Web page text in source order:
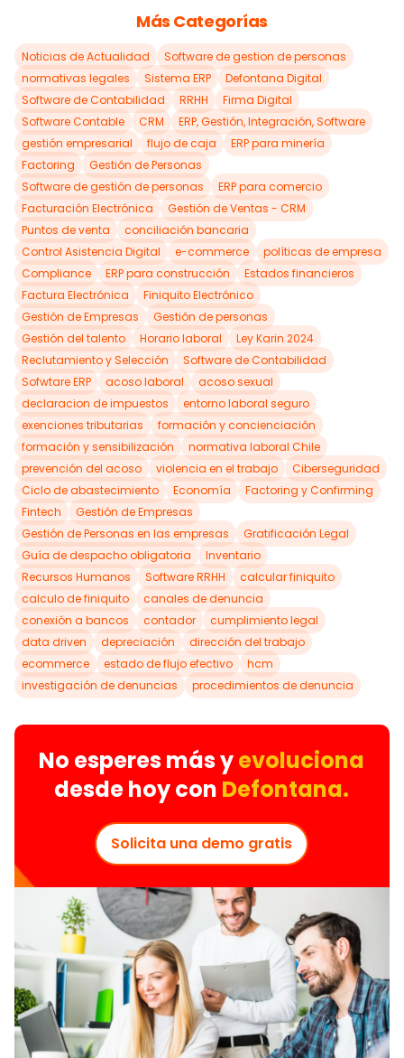
Más Categorías
Noticias de Actualidad
Software de gestion de personas
normativas legales
Sistema ERP
Defontana Digital
Software de Contabilidad
RRHH
Firma Digital
Software Contable
CRM
ERP, Gestión, Integración, Software
gestión empresarial
flujo de caja
ERP para minería
Factoring
Gestión de Personas
Software de gestión de personas
ERP para comercio
Facturación Electrónica
Gestión de Ventas - CRM
Puntos de venta
conciliación bancaria
Control Asistencia Digital
e-commerce
políticas de empresa
Compliance
ERP para construcción
Estados financieros
Factura Electrónica
Finiquito Electrónico
Gestión de Empresas
Gestión de personas
Gestión del talento
Horario laboral
Ley Karin 2024
Reclutamiento y Selección
Software de Contabilidad
Sofwtare ERP
acoso laboral
acoso sexual
declaracion de impuestos
entorno laboral seguro
exenciones tributarias
formación y concienciación
formación y sensibilización
normativa laboral Chile
prevención del acoso
violencia en el trabajo
Ciberseguridad
Ciclo de abastecimiento
Economía
Factoring y Confirming
Fintech
Gestión de Empresas
Gestión de Personas en las empresas
Gratificación Legal
Guía de despacho obligatoria
Inventario
Recursos Humanos
Software RRHH
calcular finiquito
calculo de finiquito
canales de denuncia
conexión a bancos
contador
cumplimiento legal
data driven
depreciación
dirección del trabajo
ecommerce
estado de flujo efectivo
hcm
investigación de denuncias
procedimientos de denuncia
No esperes más yevoluciona
desde hoy con Defontana.
Solicita una demo gratis